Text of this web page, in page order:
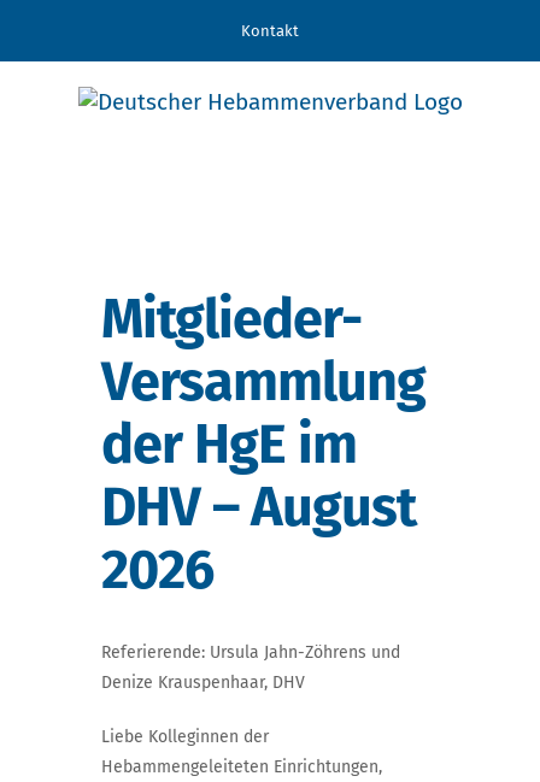
Kontakt
Mitglieder-
Versammlung
der HgE im
DHV – August
2026
Referierende: Ursula Jahn-Zöhrens und
Denize Krauspenhaar, DHV
Liebe Kolleginnen der
Hebammengeleiteten Einrichtungen,